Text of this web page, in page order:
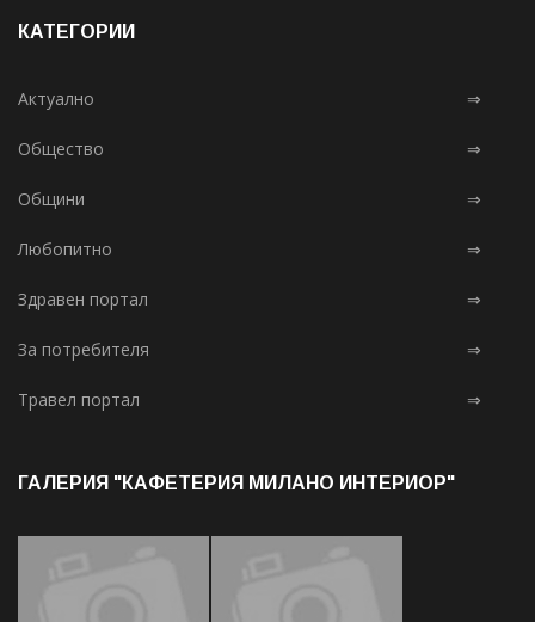
КАТЕГОРИИ
Актуално ⇒
Общество ⇒
Общини ⇒
Любопитно ⇒
Здравен портал ⇒
За потребителя ⇒
Травел портал ⇒
ГАЛЕРИЯ "КАФЕТЕРИЯ МИЛАНО ИНТЕРИОР"